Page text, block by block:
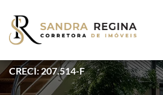
CRECI: 207.514-F